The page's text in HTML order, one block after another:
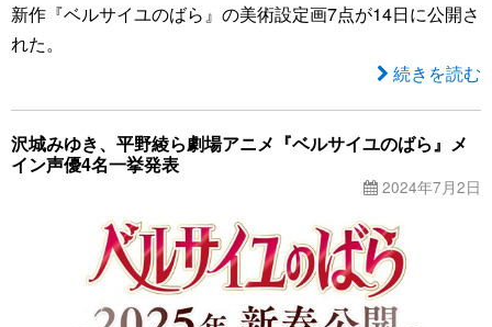
新作『ベルサイユのばら』の美術設定画7点が14日に公開さ
れた。
続きを読む
沢城みゆき、平野綾ら劇場アニメ『ベルサイユのばら』メ
イン声優4名一挙発表
2024年7月2日